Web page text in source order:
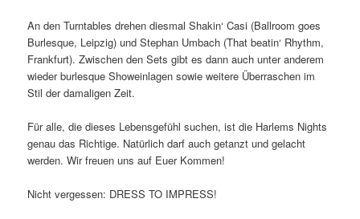
An den Turntables drehen diesmal Shakin‘ Casi (Ballroom goes
Burlesque, Leipzig) und Stephan Umbach (That beatin‘ Rhythm,
Frankfurt). Zwischen den Sets gibt es dann auch unter anderem
wieder burlesque Showeinlagen sowie weitere Überraschen im
Stil der damaligen Zeit.
Für alle, die dieses Lebensgefühl suchen, ist die Harlems Nights
genau das Richtige. Natürlich darf auch getanzt und gelacht
werden. Wir freuen uns auf Euer Kommen!
Nicht vergessen: DRESS TO IMPRESS!